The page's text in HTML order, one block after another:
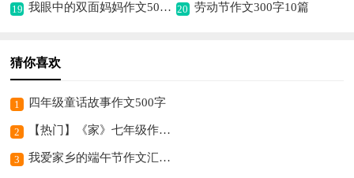
19 我眼中的双面妈妈作文500字 20 劳动节作文300字10篇
猜你喜欢
1 四年级童话故事作文500字
2 【热门】《家》七年级作文500字四篇
3 我爱家乡的端午节作文汇总7篇